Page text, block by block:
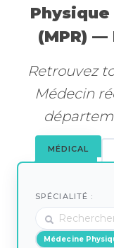
(MPR) —
Retrouvez
Médecin
MÉDICAL
SPÉCIALITÉ :
Médecine